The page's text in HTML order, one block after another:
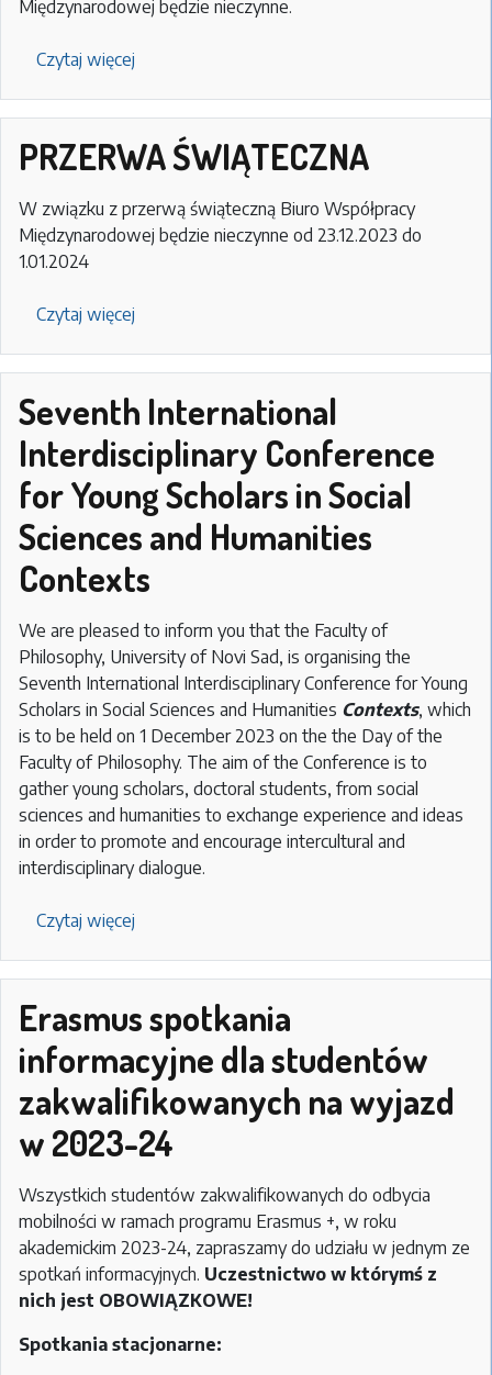
Międzynarodowej będzie nieczynne.
Czytaj więcej
PRZERWA ŚWIĄTECZNA
W związku z przerwą świąteczną Biuro Współpracy
Międzynarodowej będzie nieczynne od 23.12.2023 do
1.01.2024
Czytaj więcej
Seventh International
Interdisciplinary Conference
for Young Scholars in Social
Sciences and Humanities
Contexts
We are pleased to inform you that the Faculty of
Philosophy, University of Novi Sad, is organising the
Seventh International Interdisciplinary Conference for Young
Scholars in Social Sciences and Humanities Contexts, which
is to be held on 1 December 2023 on the the Day of the
Faculty of Philosophy. The aim of the Conference is to
gather young scholars, doctoral students, from social
sciences and humanities to exchange experience and ideas
in order to promote and encourage intercultural and
interdisciplinary dialogue.
Czytaj więcej
Interdisciplinary
Conference
for
Young
Scholars
in
Social
Sciences
Humanities
Contexts
Erasmus spotkania
informacyjne dla studentów
zakwalifikowanych na wyjazd
w 2023-24
Wszystkich studentów zakwalifikowanych do odbycia
mobilności w ramach programu Erasmus +, w roku
akademickim 2023-24, zapraszamy do udziału w jednym ze
spotkań informacyjnych. Uczestnictwo w którymś z
nich jest OBOWIĄZKOWE!
Spotkania stacjonarne: